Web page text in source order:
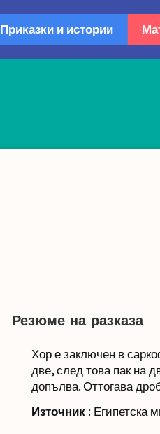
Приказки и истории
Резюме на разказа
Хор е заключен в
две, след това пак на
допълва. Оттогава
Източник: Египетска